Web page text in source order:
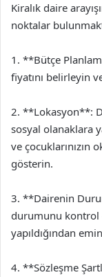
Kiralık daire
noktalar
1. **Bütçe
fiyatını belirleyin
2. **Lokasyon**:
sosyal olanaklara
ve çocuklarınızın
gösterin.
3. **Dairenin
durumunu kontrol
yapıldığından
4. **Sözleşme